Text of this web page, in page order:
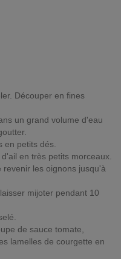
Découper en fines
un grand volume d'eau
en petits dés.
en très petits morceaux.
les oignons jusqu'à
mijoter pendant 10
de sauce tomate,
lamelles de courgette en